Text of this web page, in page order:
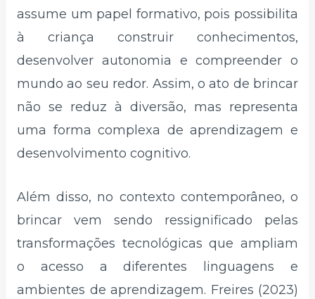
assume um papel formativo, pois possibilita
à criança construir conhecimentos,
desenvolver autonomia e compreender o
mundo ao seu redor. Assim, o ato de brincar
não se reduz à diversão, mas representa
uma forma complexa de aprendizagem e
desenvolvimento cognitivo.
Além disso, no contexto contemporâneo, o
brincar vem sendo ressignificado pelas
transformações tecnológicas que ampliam
o acesso a diferentes linguagens e
ambientes de aprendizagem. Freires (2023)